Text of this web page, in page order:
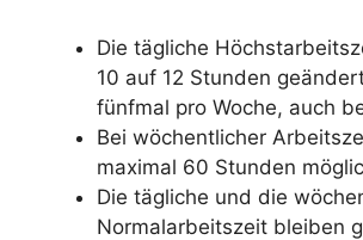
Die tägliche
10 auf 12 Stunden
fünfmal pro Woche, auch
Bei wöchentlicher
maximal 60 Stunden
Die tägliche und die
Normalarbeitszeit bleiben